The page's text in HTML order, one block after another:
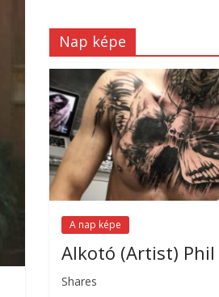
Nap képe
A nap képe
Alkotó (Artist) Phil
Shares